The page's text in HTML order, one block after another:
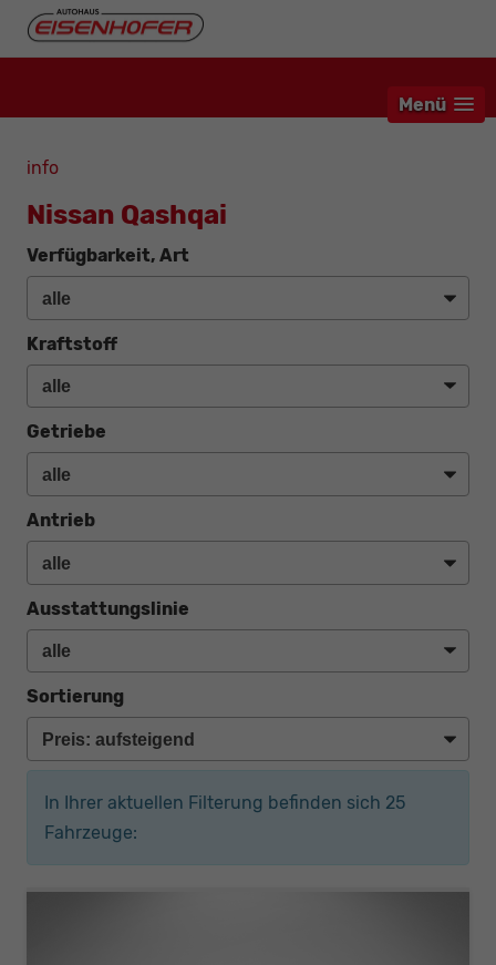
Menü
info
Nissan Qashqai
Verfügbarkeit, Art
Kraftstoff
Getriebe
Antrieb
Ausstattungslinie
Sortierung
In Ihrer aktuellen Filterung befinden sich 25
Fahrzeuge: